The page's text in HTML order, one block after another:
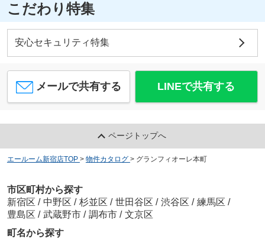
こだわり特集
安心セキュリティ特集
メールで共有する LINEで共有する
ページトップへ
エールーム新宿店TOP > 物件カタログ > グランフィオーレ本町
市区町村から探す
新宿区 / 中野区 / 杉並区 / 世田谷区 / 渋谷区 / 練馬区 /
豊島区 / 武蔵野市 / 調布市 / 文京区
町名から探す